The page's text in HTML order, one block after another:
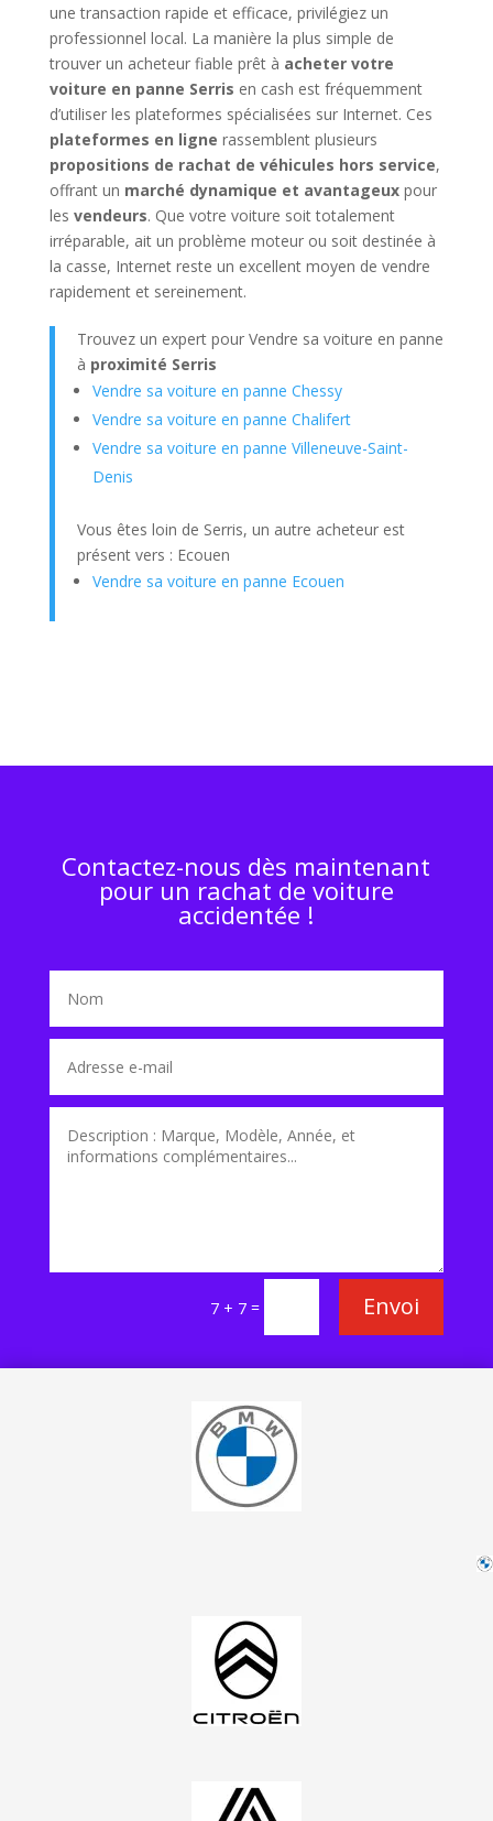
une transaction rapide et efficace, privilégiez un
professionnel local. La manière la plus simple de
trouver un acheteur fiable prêt à acheter votre
voiture en panne Serris en cash est fréquemment
d’utiliser les plateformes spécialisées sur Internet. Ces
plateformes en ligne rassemblent plusieurs
propositions de rachat de véhicules hors service,
offrant un marché dynamique et avantageuxpour
les vendeurs. Que votre voiture soit totalement
irréparable, ait un problème moteur ou soit destinée à
la casse, Internet reste un excellent moyen de vendre
rapidement et sereinement.
Trouvez un expert pour Vendre sa voiture en panne
à proximité Serris
Vendre sa voiture en panne Chessy
Vendre sa voiture en panne Chalifert
Vendre sa voiture en panne Villeneuve-Saint-
Denis
Vous êtes loin de Serris, un autre acheteur est
présent vers : Ecouen
Vendre sa voiture en panne Ecouen
Contactez-nous dès maintenant
pour un rachat de voiture
accidentée !
7 + 7 = Envoi